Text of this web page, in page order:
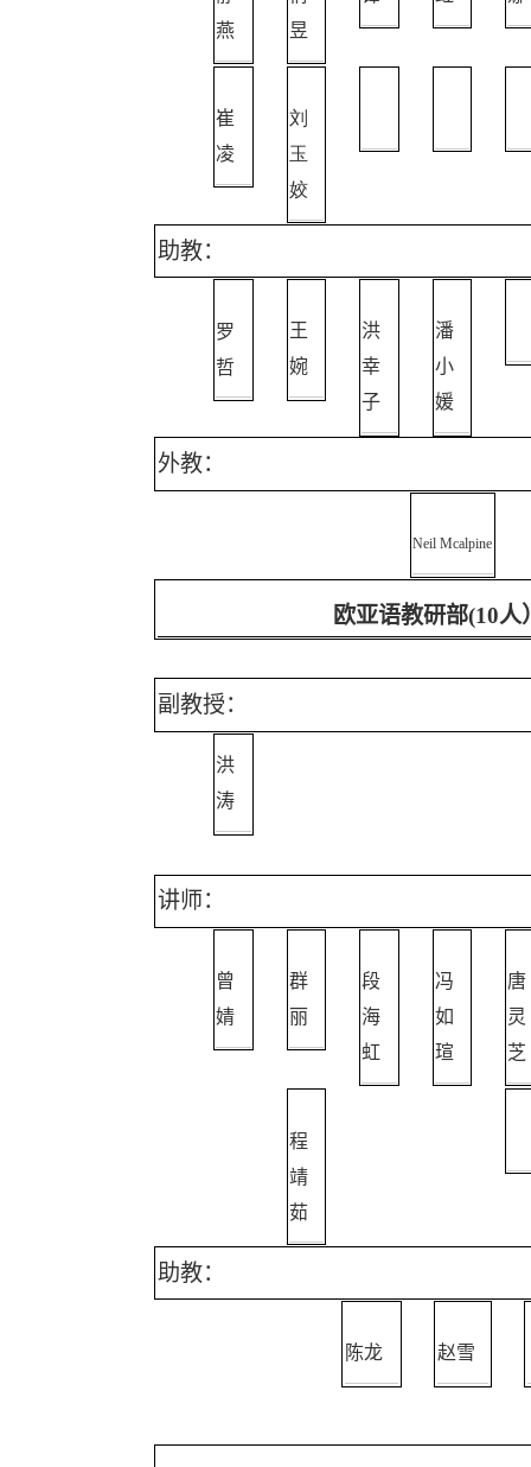
燕
昱
崔
凌
刘
玉
姣
助教：
罗
哲
王
婉
洪
幸
子
潘
小
媛
外教：
Neil Mcalpine
欧亚语教研部(10人
副教授：
洪
涛
讲师：
曾
婧
群
丽
段
海
虹
冯
如
瑄
唐
灵
芝
程
靖
茹
助教：
陈龙 赵雪